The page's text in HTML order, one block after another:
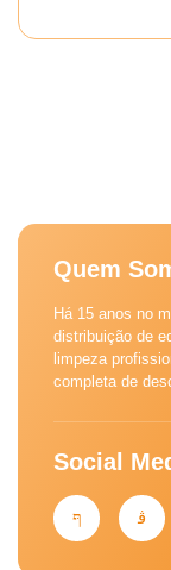
Quem
Há 15 anos no
distribuição de
limpeza
completa de
Social